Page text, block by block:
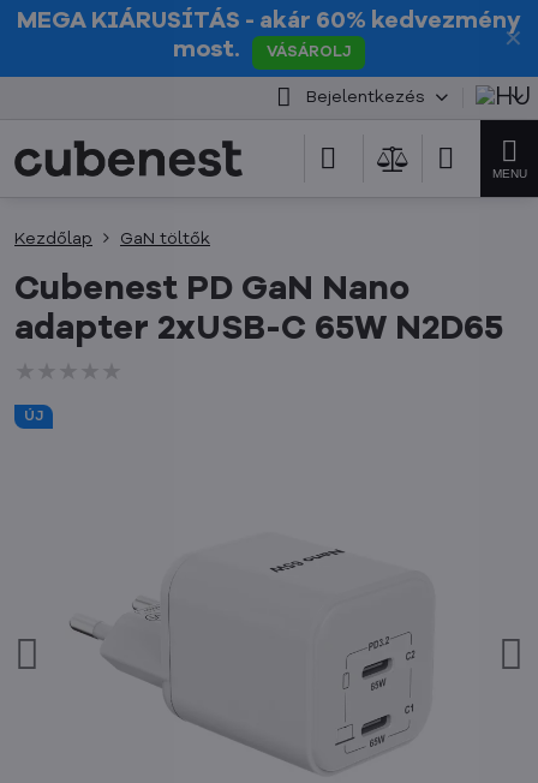
✕
MEGA KIÁRUSÍTÁS - akár 60% kedvezmény
most.
VÁSÁROLJ
Bejelentkezés
ÚJ
Kezdőlap GaN töltők
Cubenest PD GaN Nano
adapter 2xUSB-C 65W N2D65